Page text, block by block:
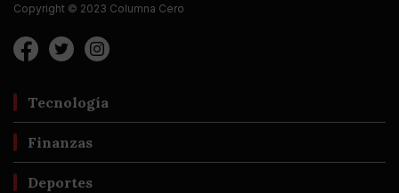
Copyright © 2023 Columna Cero
Tecnología
Finanzas
Deportes